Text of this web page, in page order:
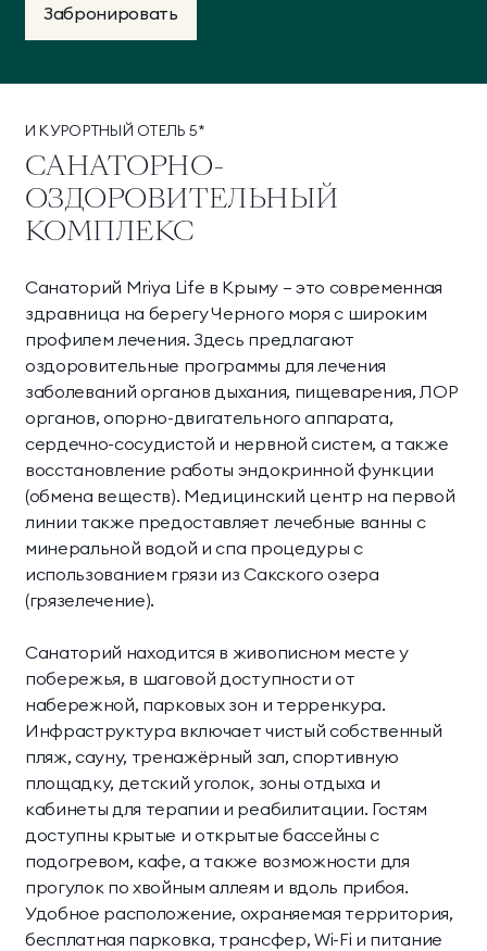
Забронировать
И КУРОРТНЫЙ ОТЕЛЬ 5*
САНАТОРНО-
ОЗДОРОВИТЕЛЬНЫЙ
КОМПЛЕКС
Санаторий Mriya Life в Крыму — это современная
здравница на берегу Черного моря с широким
профилем лечения. Здесь предлагают
оздоровительные программы для лечения
заболеваний органов дыхания, пищеварения, ЛОР
органов, опорно-двигательного аппарата,
сердечно-сосудистой и нервной систем, а также
восстановление работы эндокринной функции
(обмена веществ). Медицинский центр на первой
линии также предоставляет лечебные ванны с
минеральной водой и спа процедуры с
использованием грязи из Сакского озера
(грязелечение).
Санаторий находится в живописном месте у
побережья, в шаговой доступности от
набережной, парковых зон и терренкура.
Инфраструктура включает чистый собственный
пляж, сауну, тренажёрный зал, спортивную
площадку, детский уголок, зоны отдыха и
кабинеты для терапии и реабилитации. Гостям
доступны крытые и открытые бассейны с
подогревом, кафе, а также возможности для
прогулок по хвойным аллеям и вдоль прибоя.
Удобное расположение, охраняемая территория,
бесплатная парковка, трансфер, Wi-Fi и питание